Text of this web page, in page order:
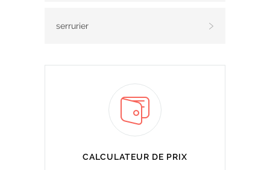
serrurier
CALCULATEUR DE PRIX